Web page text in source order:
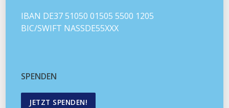
IBAN DE37 51050 01505 5500 1205
BIC/SWIFT NASSDE55XXX
SPENDEN
JETZT SPENDEN!